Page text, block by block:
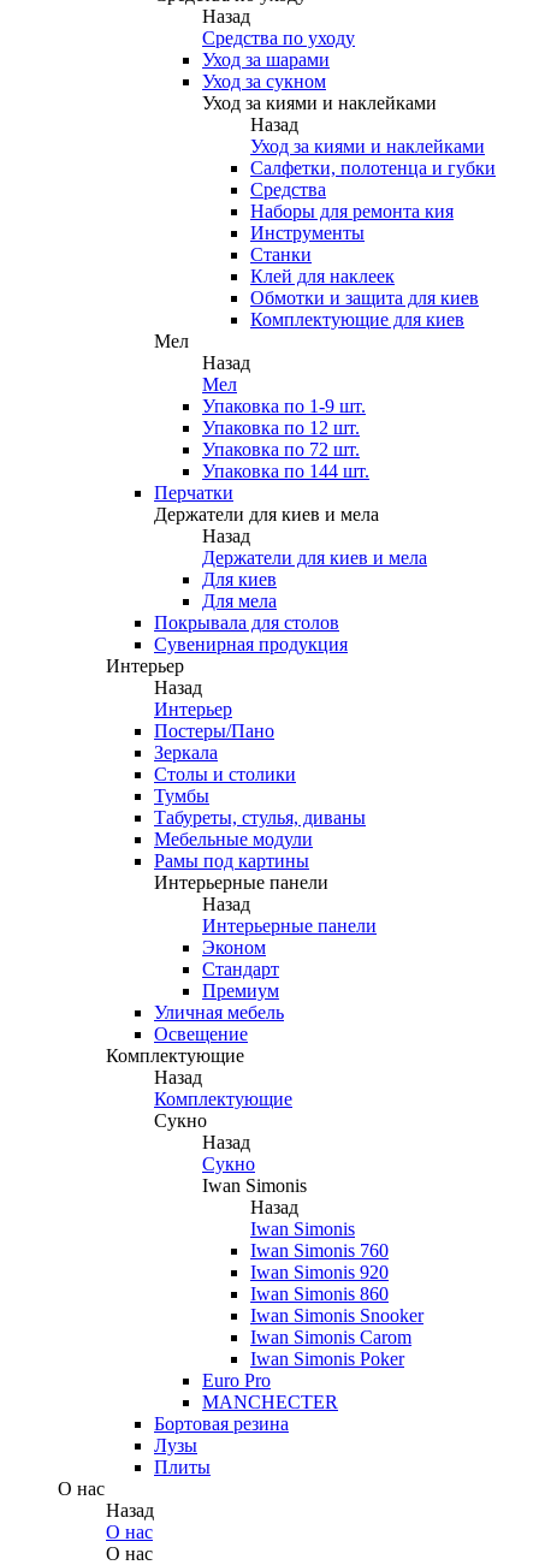
Назад
Средства по уходу
Уход за шарами
Уход за сукном
Уход за киями и наклейками
Назад
Уход за киями и наклейками
Салфетки, полотенца и губки
Средства
Наборы для ремонта кия
Инструменты
Станки
Клей для наклеек
Обмотки и защита для киев
Комплектующие для киев
Мел
Назад
Мел
Упаковка по 1-9 шт.
Упаковка по 12 шт.
Упаковка по 72 шт.
Упаковка по 144 шт.
Перчатки
Держатели для киев и мела
Назад
Держатели для киев и мела
Для киев
Для мела
Покрывала для столов
Сувенирная продукция
Интерьер
Назад
Интерьер
Постеры/Пано
Зеркала
Столы и столики
Тумбы
Табуреты, стулья, диваны
Мебельные модули
Рамы под картины
Интерьерные панели
Назад
Интерьерные панели
Эконом
Стандарт
Премиум
Уличная мебель
Освещение
Комплектующие
Назад
Комплектующие
Сукно
Назад
Сукно
Iwan Simonis
Назад
Iwan Simonis
Iwan Simonis 760
Iwan Simonis 920
Iwan Simonis 860
Iwan Simonis Snooker
Iwan Simonis Carom
Iwan Simonis Poker
Euro Pro
MANCHECTER
Бортовая резина
Лузы
Плиты
О нас
Назад
О нас
О нас